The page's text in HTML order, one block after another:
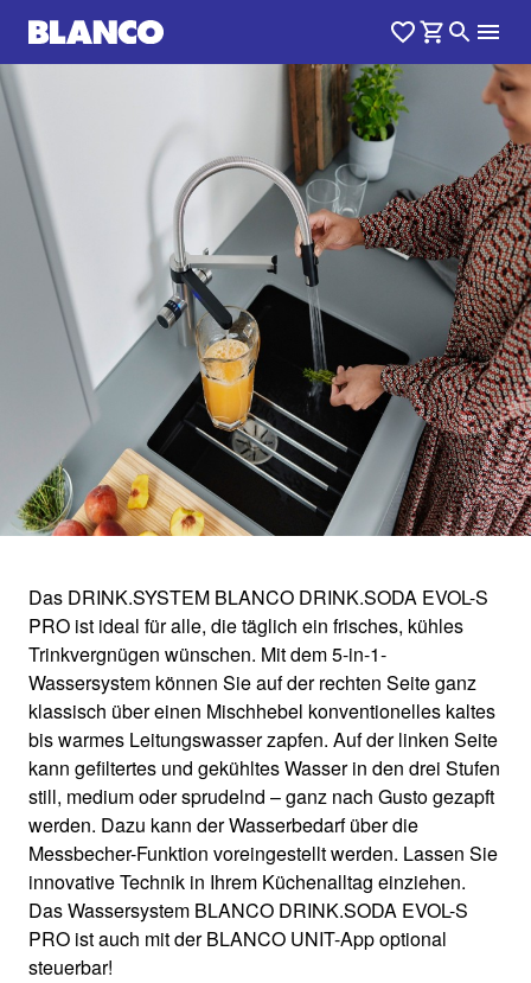
DRINK.SYSTEM
DRINK.SODA
Das 5-in-1 Wassersystem für sprudelnde
Momente.
/0
Das DRINK.SYSTEM BLANCO DRINK.SODA EVOL-S
PRO ist ideal für alle, die täglich ein frisches, kühles
Trinkvergnügen wünschen. Mit dem 5-in-1-
Wassersystem können Sie auf der rechten Seite ganz
klassisch über einen Mischhebel konventionelles kaltes
bis warmes Leitungswasser zapfen. Auf der linken Seite
kann gefiltertes und gekühltes Wasser in den drei Stufen
still, medium oder sprudelnd – ganz nach Gusto gezapft
werden. Dazu kann der Wasserbedarf über die
Messbecher-Funktion voreingestellt werden. Lassen Sie
innovative Technik in Ihrem Küchenalltag einziehen.
Das Wassersystem BLANCO DRINK.SODA EVOL-S
PRO ist auch mit der BLANCO UNIT-App optional
steuerbar!